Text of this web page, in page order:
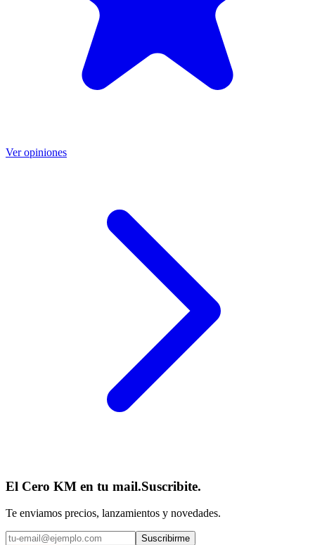
Ver opiniones
El Cero KM en tu mail.Suscribite.
Te enviamos precios, lanzamientos y novedades.
Suscribirme